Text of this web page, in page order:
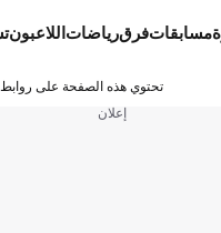
مسابقاتفرقرياضات اللاعبون
تحتوي هذه الصفحة على روابط
إعلان